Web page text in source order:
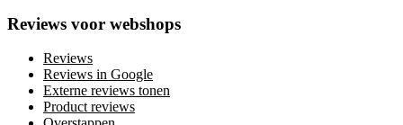
Reviews voor webshops
Reviews
Reviews in Google
Externe reviews tonen
Product reviews